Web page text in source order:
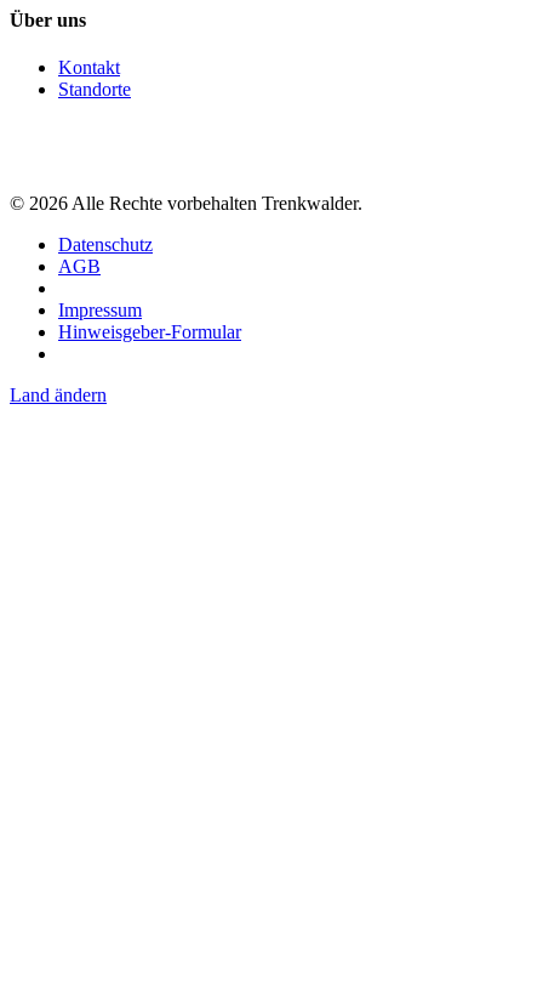
Über uns
Kontakt
Standorte
© 2026 Alle Rechte vorbehalten Trenkwalder.
Datenschutz
AGB
Impressum
Hinweisgeber-Formular
Land ändern